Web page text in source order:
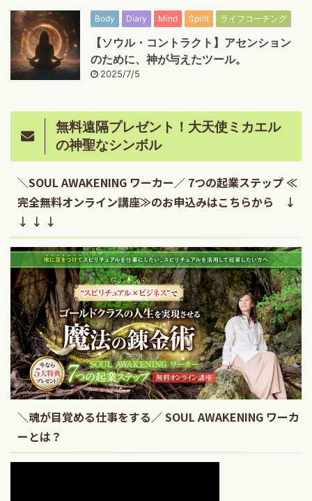
Body Diary Mind Spirit ライフコーチング
【ソウル・コントラクト】アセンション
のために、神が与えたツール。
2025/7/5
無料遠隔プレゼント！大天使ミカエル
の神聖なシンボル
＼SOUL AWAKENING ワーカー／ 7つの起業ステップ ≪
完全無料オンライン講座≫のお申込みはこちらから ↓
↓ ↓ ↓
＼魂が目覚める仕事をする／ SOUL AWAKENING ワーカ
ーとは？